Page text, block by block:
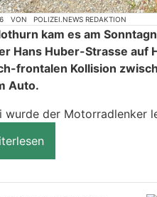
VON POLIZEI.NEWS REDAKTION
kam es am
Hans Huber-Strasse auf
frontalen Kollision
Auto.
wurde der Motorradlenker